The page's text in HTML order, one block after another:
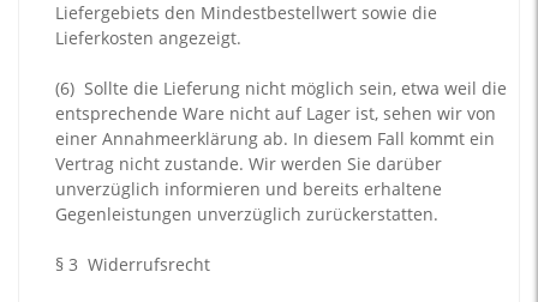
Liefergebiets den Mindestbestellwert sowie die
Lieferkosten angezeigt.
(6) Sollte die Lieferung nicht möglich sein, etwa weil die
entsprechende Ware nicht auf Lager ist, sehen wir von
einer Annahmeerklärung ab. In diesem Fall kommt ein
Vertrag nicht zustande. Wir werden Sie darüber
unverzüglich informieren und bereits erhaltene
Gegenleistungen unverzüglich zurückerstatten.
§ 3 Widerrufsrecht